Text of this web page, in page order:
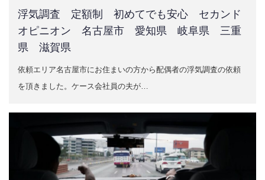
浮気調査 定額制 初めてでも安心 セカンド
オピニオン 名古屋市 愛知県 岐阜県 三重
県 滋賀県
依頼エリア名古屋市にお住まいの方から配偶者の浮気調査の依頼
を頂きました。ケース会社員の夫が…